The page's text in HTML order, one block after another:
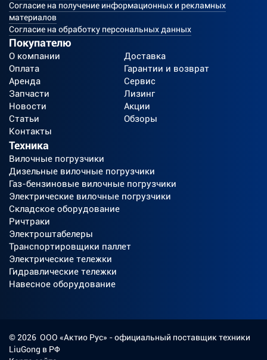
Согласие на получение информационных и рекламных
материалов
Согласие на обработку персональных данных
Покупателю
О компании
Доставка
Оплата
Гарантии и возврат
Аренда
Сервис
Запчасти
Лизинг
Новости
Акции
Статьи
Обзоры
Контакты
Техника
Вилочные погрузчики
Дизельные вилочные погрузчики
Газ-бензиновые вилочные погрузчики
Электрические вилочные погрузчики
Складское оборудование
Ричтраки
Электроштабелеры
Транспортировщики паллет
Электрические тележки
Гидравлические тележки
Навесное оборудование
© 2026 ООО «Актио Рус» - официальный поставщик техники
LiuGong в РФ